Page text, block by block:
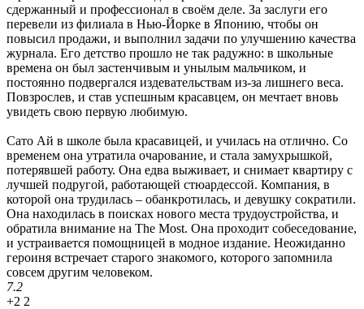
сдержанный и профессионал в своём деле. За заслуги его
перевели из филиала в Нью-Йорке в Японию, чтобы он
повысил продажи, и выполнил задачи по улучшению качества
журнала. Его детство прошло не так радужно: в школьные
времена он был застенчивым и унылым мальчиком, и
постоянно подвергался издевательствам из-за лишнего веса.
Повзрослев, и став успешным красавцем, он мечтает вновь
увидеть свою первую любимую.
Сато Ай в школе была красавицей, и училась на отлично. Со
временем она утратила очарование, и стала замухрышкой,
потерявшей работу. Она едва выживает, и снимает квартиру с
лучшей подругой, работающей стюардессой. Компания, в
которой она трудилась – обанкротилась, и девушку сократили.
Она находилась в поисках нового места трудоустройства, и
обратила внимание на The Most. Она проходит собеседование,
и устраивается помощницей в модное издание. Неожиданно
героиня встречает старого знакомого, которого запомнила
совсем другим человеком.
7.2
+2 2